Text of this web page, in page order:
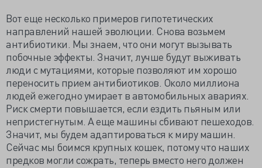
Вот еще несколько примеров гипотетических
направлений нашей эволюции. Снова возьмем
антибиотики. Мы знаем, что они могут вызывать
побочные эффекты. Значит, лучше будут выживать
люди с мутациями, которые позволяют им хорошо
переносить прием антибиотиков. Около миллиона
людей ежегодно умирает в автомобильных авариях.
Риск смерти повышается, если ездить пьяным или
непристегнутым. А еще машины сбивают пешеходов.
Значит, мы будем адаптироваться к миру машин.
Сейчас мы боимся крупных кошек, потому что наших
предков могли сожрать, теперь вместо него должен